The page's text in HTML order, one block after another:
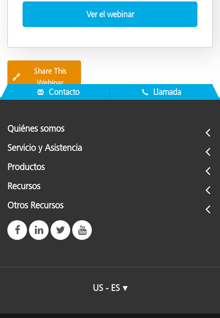
🔗
Share This
Webinar
Contacto Llamada
Quiénes somos
Servicio y Asistencia
Productos
Recursos
Otros Recursos
US - ES